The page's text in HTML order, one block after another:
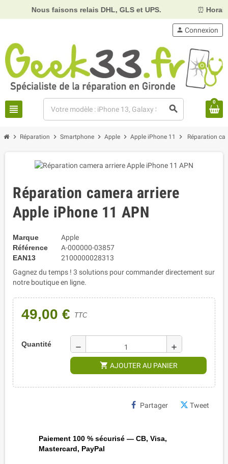
Nous faisons relais DHL, GLS et UPS. Horaires :
view_headline search
person Connexion
0
chevron_right Réparation chevron_right Smartphone chevron_right Apple chevron_right Apple iPhone 11 chevron_right Réparation
Réparation camera arriere
Apple iPhone 11 APN
Marque
Apple
Référence
A-000000-03857
EAN13
2100000028313
Gagnez du temps ! 3 solutions pour commander directement sur
notre boutique en ligne.
49,00 € TTC
Quantité remove add
shopping_cart AJOUTER AU PANIER
Partager Tweet
Paiement 100 % sécurisé — CB, Visa,
Mastercard, PayPal